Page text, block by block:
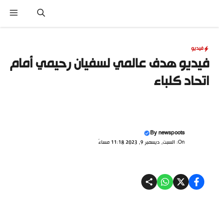
المحتوى
فيديو
فيديو هدف عالمي لسفيان رحيمي أمام
اتحاد كلباء
Bynewspoots
On: السبت, ديسمبر 9, 2023 11:18 مساءً